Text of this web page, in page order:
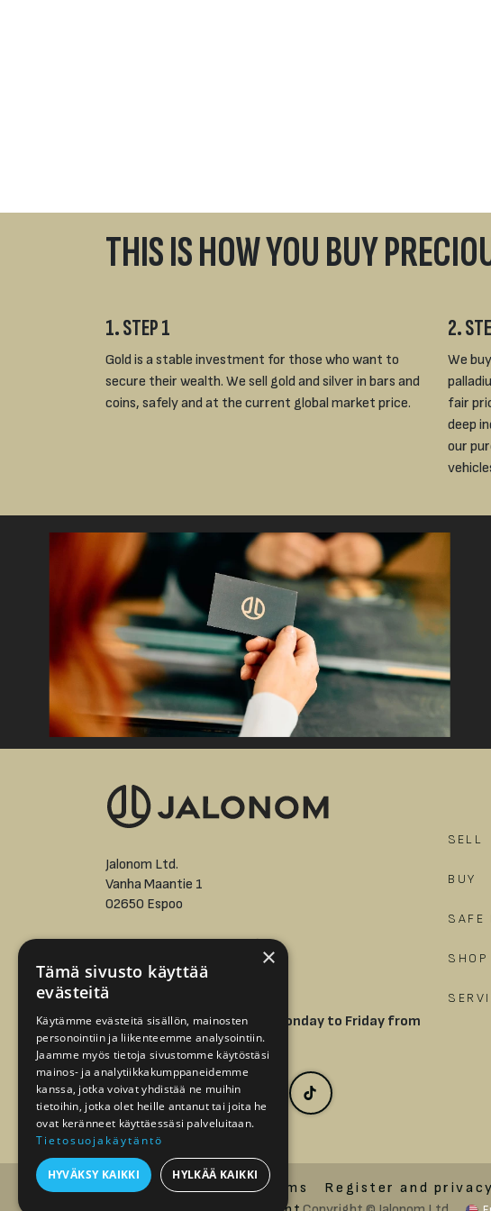
THIS IS HOW YOU BUY
1. STEP 1
Gold is a stable investment for those who want to
secure their wealth. We sell gold and silver in bars and
coins, safely and at the current global market price.
2.
We
fair
deep
our
Jalonom Ltd.
Vanha Maantie 1
02650 Espoo
asiakaspalvelu@jalonom.fi
+358 9 512 7298 -
Our phone service is open Monday to Friday from
9 AM to 5 PM.
SELL
BUY
SAFE
SHOP
Order and delivery terms
Register and
×
Tämä sivusto käyttää
evästeitä
Käytämme evästeitä sisällön, mainosten
personointiin ja liikenteemme analysointiin.
Jaamme myös tietoja sivustomme käytöstäsi
mainos- ja analytiikkakumppaneidemme
kanssa, jotka voivat yhdistää ne muihin
tietoihin, jotka olet heille antanut tai joita he
ovat keränneet käyttäessäsi palveluitaan.
Tietosuojakäytäntö
HYVÄKSY KAIKKI HYLKÄÄ KAIKKI